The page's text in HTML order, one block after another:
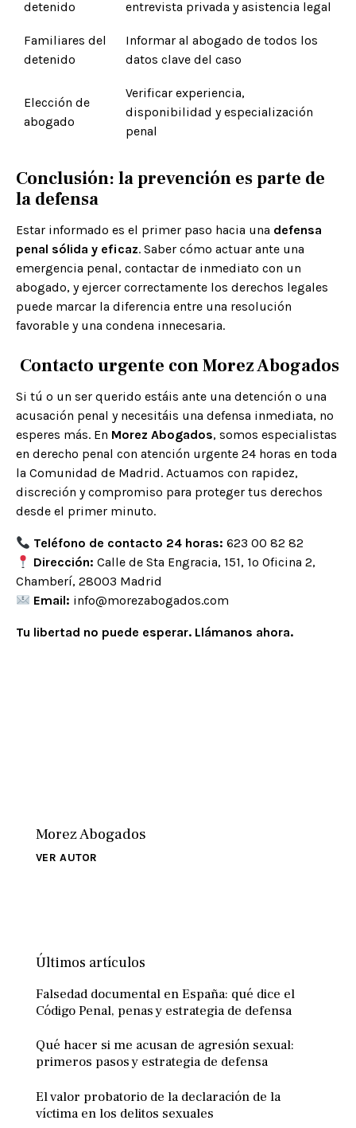
detenido
entrevista privada y asistencia legal
Familiares del
detenido
Informar al abogado de todos los
datos clave del caso
Elección de
abogado
Verificar experiencia,
disponibilidad y especialización
penal
Conclusión: la prevención es parte de
la defensa
Estar informado es el primer paso hacia una defensa
penal sólida y eficaz. Saber cómo actuar ante una
emergencia penal, contactar de inmediato con un
abogado, y ejercer correctamente los derechos legales
puede marcar la diferencia entre una resolución
favorable y una condena innecesaria.
Contacto urgente con Morez Abogados
Si tú o un ser querido estáis ante una detención o una
acusación penal y necesitáis una defensa inmediata, no
esperes más. En Morez Abogados, somos especialistas
en derecho penal con atención urgente 24 horas en toda
la Comunidad de Madrid. Actuamos con rapidez,
discreción y compromiso para proteger tus derechos
desde el primer minuto.
Teléfono de contacto 24 horas: 623 00 82 82
Dirección: Calle de Sta Engracia, 151, 1º Oficina 2,
Chamberí, 28003 Madrid
Email: info@morezabogados.com
Tu libertad no puede esperar. Llámanos ahora.
Morez Abogados
VER AUTOR
Últimos artículos
Falsedad documental en España: qué dice el
Código Penal, penas y estrategia de defensa
Qué hacer si me acusan de agresión sexual:
primeros pasos y estrategia de defensa
El valor probatorio de la declaración de la
víctima en los delitos sexuales